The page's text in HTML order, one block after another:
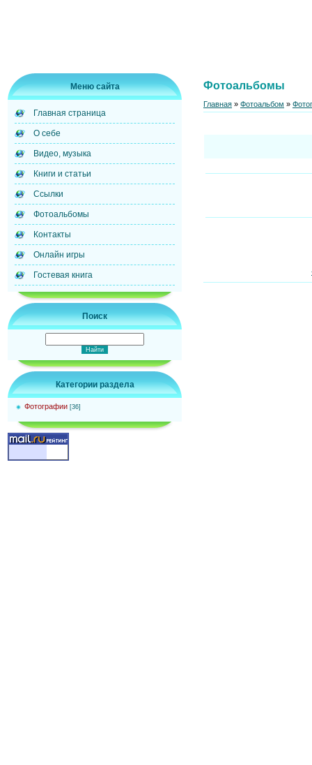
Меню сайта
Главная страница
О себе
Видео, музыка
Книги и статьи
Ссылки
Фотоальбомы
Контакты
Онлайн игры
Гостевая книга
Поиск
Категории раздела
Фотографии [36]
Фотоальбомы
Главная » Фотоальбом »